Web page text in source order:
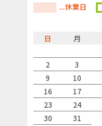
...休業日
日
月
2
3
9
10
16
17
23
24
30
31